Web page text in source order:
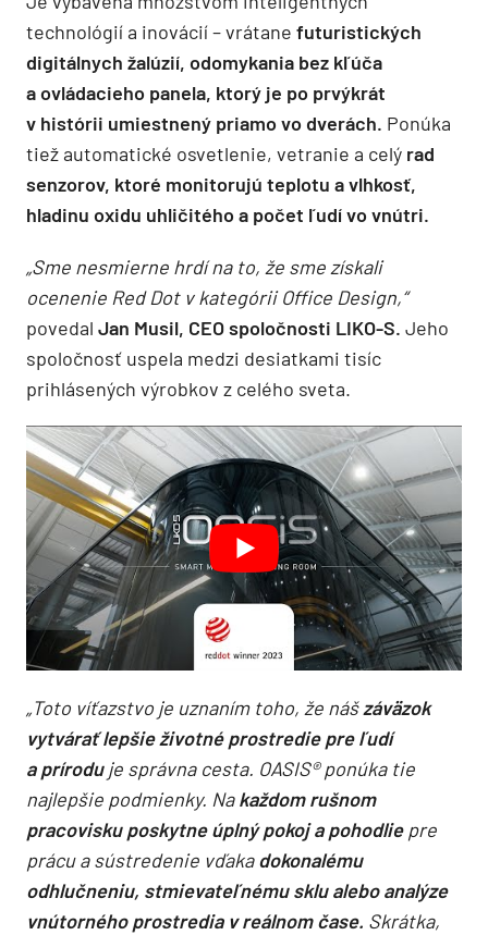
technológií a inovácií – vrátane futuristických
digitálnych žalúzií, odomykania bez kľúča
a ovládacieho panela, ktorý je po prvýkrát
v histórii umiestnený priamo vo dverách. Ponúka
tiež automatické osvetlenie, vetranie a celý rad
senzorov, ktoré monitorujú teplotu a vlhkosť,
hladinu oxidu uhličitého a počet ľudí vo vnútri.
„Sme nesmierne hrdí na to, že sme získali
ocenenie Red Dot v kategórii Office Design,“
povedal Jan Musil, CEO spoločnosti LIKO-S. Jeho
spoločnosť uspela medzi desiatkami tisíc
prihlásených výrobkov z celého sveta.
„Toto víťazstvo je uznaním toho, že nášzáväzok
vytvárať lepšie životné prostredie pre ľudí
a príroduje správna cesta. OASIS® ponúka tie
najlepšie podmienky. Nakaždom rušnom
pracovisku poskytne úplný pokoj a pohodliepre
prácu a sústredenie vďakadokonalému
odhlučneniu, stmievateľnému sklu alebo analýze
vnútorného prostredia v reálnom čase. Skrátka,